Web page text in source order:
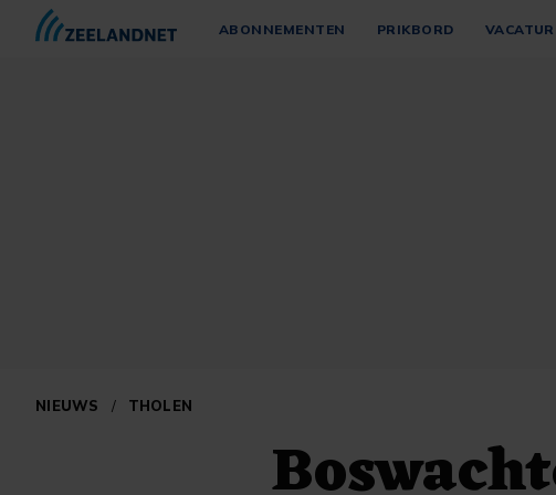
ABONNEMENTEN PRIKBORD
NIEUWS / THOLEN